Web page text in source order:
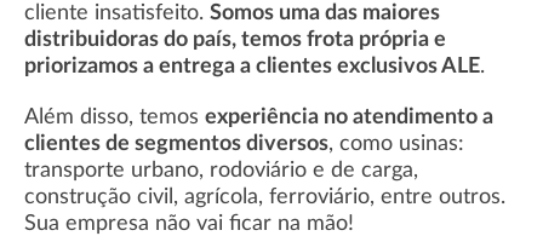
cliente insatisfeito. Somos uma das maiores
distribuidoras do país, temos frota própria e
priorizamos a entrega a clientes exclusivos ALE.
Além disso, temos experiência no atendimento a
clientes de segmentos diversos, como usinas:
transporte urbano, rodoviário e de carga,
construção civil, agrícola, ferroviário, entre outros.
Sua empresa não vai ficar na mão!